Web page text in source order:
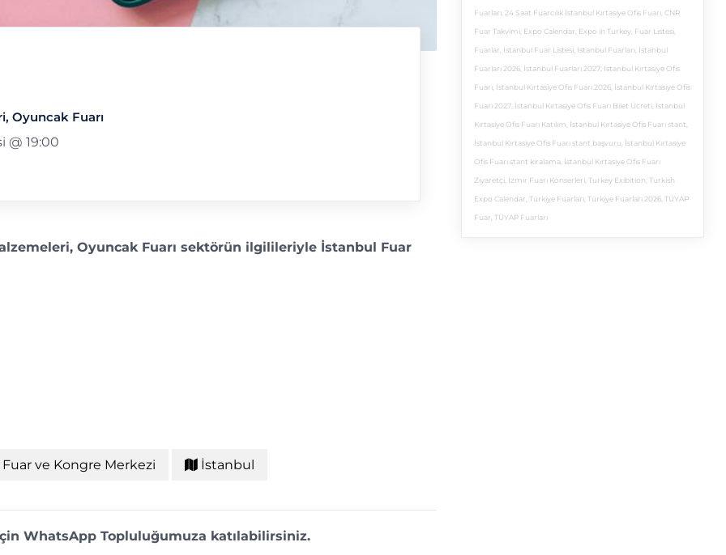
Oyuncak Fuarı
@ 19:00
Oyuncak Fuarı sektörün ilgilileriyle İstanbul Fuar
ve Kongre Merkezi İstanbul
WhatsApp Topluluğumuza katılabilirsiniz.
Fuarları,24 Saat Fuarcılık İstanbul Kırtasiye Ofis Fuarı,CNR
Fuar Takvimi, Expo Calendar, Expo in Turkey, Fuar Listesi,
Fuarlar, İstanbul Fuar Listesi, İstanbul Fuarları, İstanbul
Fuarları 2026, İstanbul Fuarları 2027, İstanbul Kırtasiye Ofis
Fuarı, İstanbul Kırtasiye Ofis Fuarı 2026, İstanbul Kırtasiye Ofis
Fuarı 2027, İstanbul Kırtasiye Ofis Fuarı Bilet Ücreti, İstanbul
Kırtasiye Ofis Fuarı Katılım, İstanbul Kırtasiye Ofis Fuarı stant,
İstanbul Kırtasiye Ofis Fuarı stant başvuru, İstanbul Kırtasiye
Ofis Fuarı stant kiralama, İstanbul Kırtasiye Ofis Fuarı
Ziyaretçi, İzmir Fuarı Konserleri, Turkey Exibition, Turkish
Expo Calendar, Türkiye Fuarları, Türkiye Fuarları 2026, TÜYAP
Fuar, TÜYAP Fuarları